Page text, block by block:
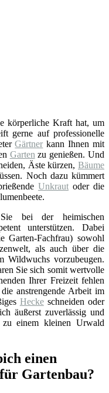
körperliche Kraft hat, um
gerne auf professionelle
Gärtner kann Ihnen mit
Garten zu genießen. Und
Äste kürzen,Bäume
Noch dazu kümmert
Unkraut oder die
bei der heimischen
unterstützen. Dabei
Garten-Fachfrau) sowohl
als auch über die
Wildwuchs vorzubeugen.
Sie sich somit wertvolle
Ihrer Freizeit fehlen
anstrengende Arbeit im
Heckeschneiden oder
äußerst zuverlässig und
einem kleinen Urwald
einen
Gartenbau?